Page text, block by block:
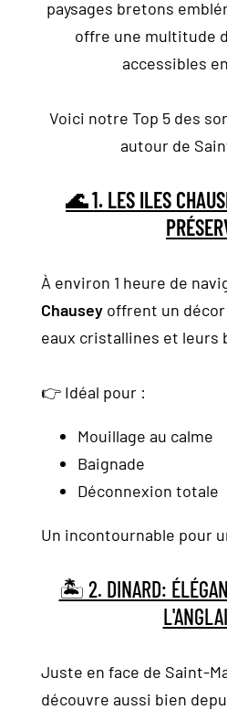
paysages bretons
offre une multitude
accessibles
Voici notre Top 5 des
autour de
🌊 1. LES ILES
À environ 1 heure de
Chausey offrent un
eaux cristallines et leurs
👉 Idéal pour :
Mouillage au calme
Baignade
Déconnexion totale
Un incontournable pour
🏝 2. DINARD:
Juste en face de Saint-
découvre aussi bien